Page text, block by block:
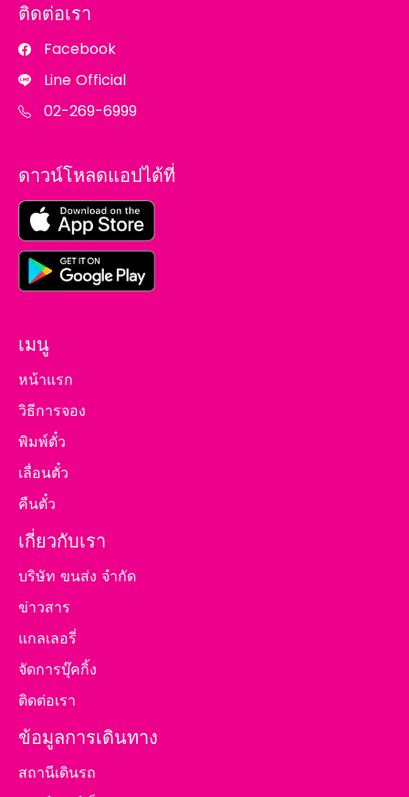
ติดต่อเรา
Facebook
Line Official
02-269-6999
ดาวน์โหลดแอปได้ที่
เมนู
หน้าแรก
วิธีการจอง
พิมพ์ตั๋ว
เลื่อนตั๋ว
คืนตั๋ว
เกี่ยวกับเรา
บริษัท ขนส่ง จำกัด
ข่าวสาร
แกลเลอรี่
จัดการบุ๊คกิ้ง
ติดต่อเรา
ข้อมูลการเดินทาง
สถานีเดินรถ